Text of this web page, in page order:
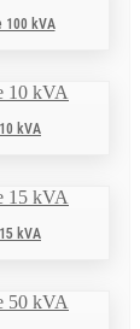
kVA
kVA
kVA